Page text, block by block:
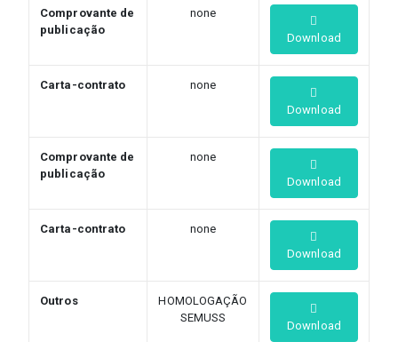
Comprovante de
publicação
none
Download
Carta-contrato
none
Download
Comprovante de
publicação
none
Download
Carta-contrato
none
Download
Outros
HOMOLOGAÇÃO
SEMUSS
Download